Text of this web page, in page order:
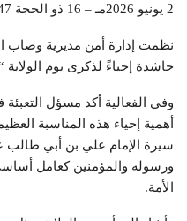
2 يونيو 2026مـ – 16 ذو الحجة 1447هـ
نظمت إدارة أمن مديرية وصاب
حاشدة إحياءً لذكرى يوم الولاية
وفي الفعالية أكد مسؤل
أهمية إحياء هذه المناسبة
سيرة الإمام علي بن أبي طالب
ورسوله والمؤمنين كعامل
الأمة.